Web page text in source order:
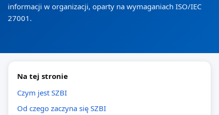
informacji w organizacji, oparty na wymaganiach ISO/IEC
27001.
Na tej stronie
Czym jest SZBI
Od czego zaczyna się SZBI